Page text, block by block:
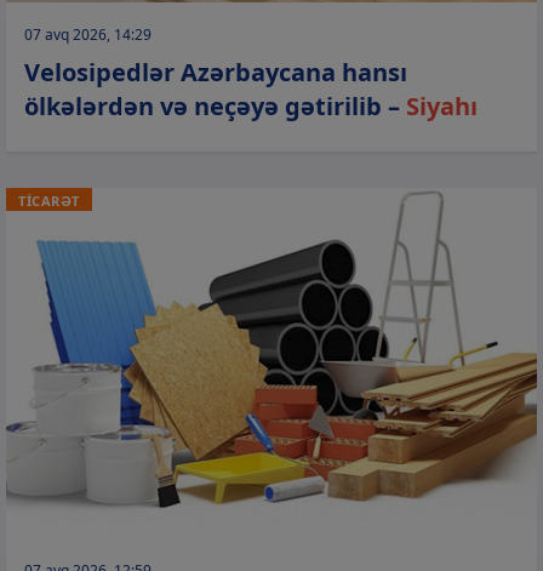
07 avq 2026, 14:29
Velosipedlər Azərbaycana hansı
ölkələrdən və neçəyə gətirilib – Siyahı
TİCARƏT